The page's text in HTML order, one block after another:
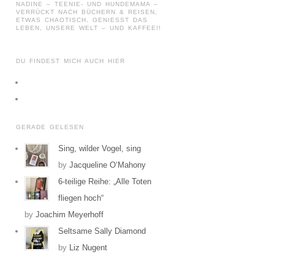
NADINE – TEENIE- UND HUNDEMAMA –
VERRÜCKT NACH BÜCHERN & REISEN,
ETWAS CHAOTISCH, GENIESST DAS L
EBEN, UNSERE WELT – UND KAFFEE!!
DU FINDEST MICH AUCH HIER
auf
Facebook
anzeigen
tausendleben
auf
Instagram
anzeigen
GERADE GELESEN
Sing, wilder Vogel, sing
by Jacqueline O‘Mahony
6-teilige Reihe: „Alle Toten
fliegen hoch“
by Joachim Meyerhoff
Seltsame Sally Diamond
by Liz Nugent